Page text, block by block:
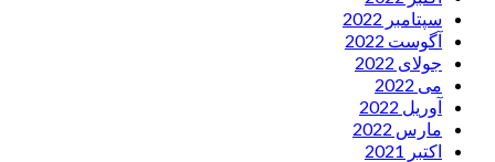
سپتامبر 2022
آگوست 2022
جولای 2022
می 2022
آوریل 2022
مارس 2022
اکتبر 2021